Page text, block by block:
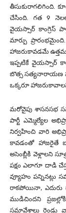
తీసుకురాగలిగింది.
చేసింది. గత 9
వైయస్సార్ కాంగ్రెస్
మార్పు
హాజరుకావడమే
ఇప్పటికే వైయస్సార్
బొత్స సత్యనారాయణ
ఒక్కరూ
మరోవైపు శాసనసభ
పార్టీ ఎమ్మెల్యేల
నిర్వహించి వారి
కావడంతో హాజరైతే
అసెంబ్లీకి వెళ్లాలని
పక్షం ఎలాగూ దాడి
వ్యూహం పన్నినట్లు
రాకపోయినా, ఎదురు
ముడిచిందని
సమావేశాలు రెండు